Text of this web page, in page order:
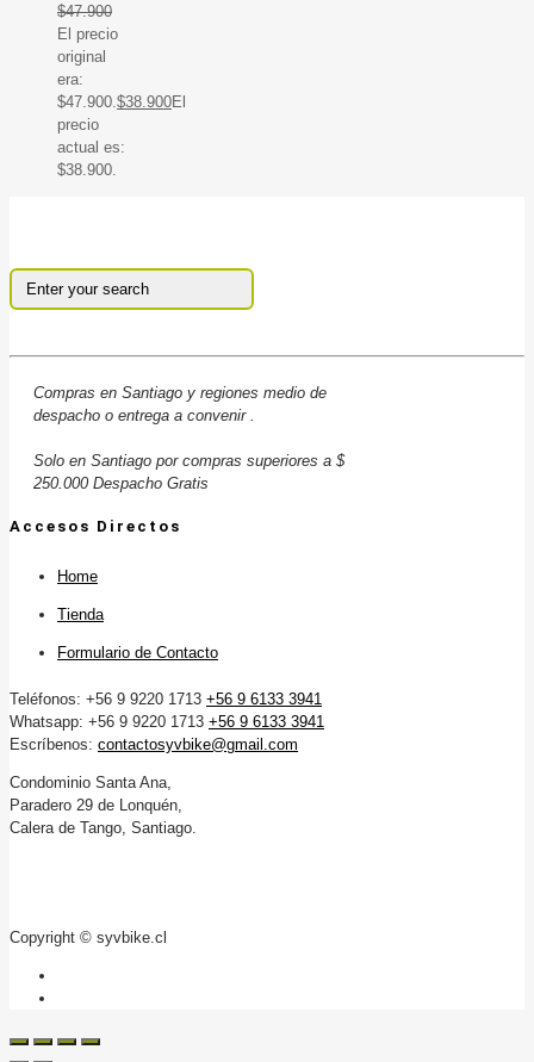
$47.900
El precio
original
era:
$47.900. $38.900El
precio
actual es:
$38.900.
Compras en Santiago y regiones medio de
despacho o entrega a convenir .
Solo en Santiago por compras superiores a $
250.000 Despacho Gratis
Accesos Directos
Home
Tienda
Formulario de Contacto
Teléfonos: +56 9 9220 1713 +56 9 6133 3941
Whatsapp: +56 9 9220 1713 +56 9 6133 3941
Escríbenos: contactosyvbike@gmail.com
Condominio Santa Ana,
Paradero 29 de Lonquén,
Calera de Tango, Santiago.
Copyright © syvbike.cl